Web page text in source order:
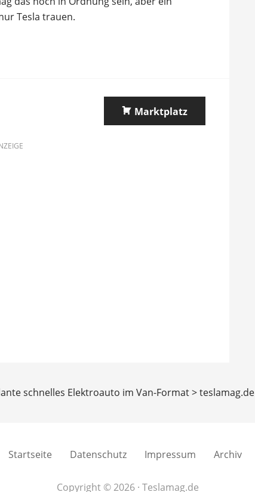
Tesla trauen.
Marktplatz
schnelles Elektroauto im Van-Format > teslamag.de
Startseite Datenschutz Impressum Archiv
Copyright © 2026 · Teslamag.de